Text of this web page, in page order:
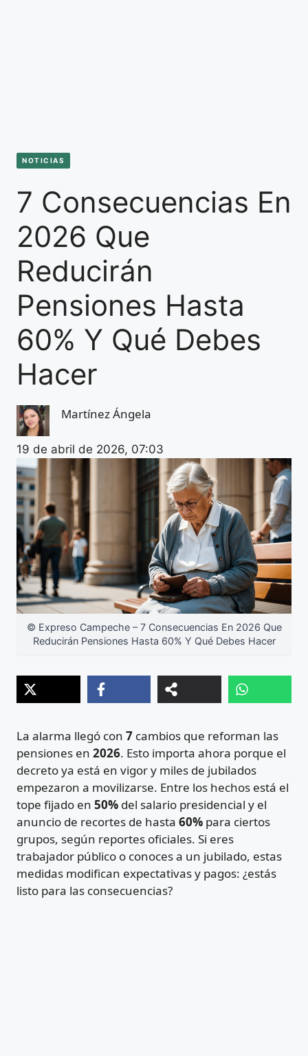
NOTICIAS
7 Consecuencias En
2026 Que
Reducirán
Pensiones Hasta
60% Y Qué Debes
Hacer
Martínez Ángela
19 de abril de 2026, 07:03
© Expreso Campeche – 7 Consecuencias En 2026 Que
Reducirán Pensiones Hasta 60% Y Qué Debes Hacer
La alarma llegó con 7 cambios que reforman las
pensiones en 2026. Esto importa ahora porque el
decreto ya está en vigor y miles de jubilados
empezaron a movilizarse. Entre los hechos está el
tope fijado en 50% del salario presidencial y el
anuncio de recortes de hasta 60% para ciertos
grupos, según reportes oficiales. Si eres
trabajador público o conoces a un jubilado, estas
medidas modifican expectativas y pagos: ¿estás
listo para las consecuencias?